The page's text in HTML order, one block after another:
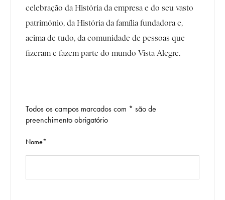
celebração da História da empresa e do seu vasto
património, da História da família fundadora e,
acima de tudo, da comunidade de pessoas que
fizeram e fazem parte do mundo Vista Alegre.
Todos os campos marcados com * são de
preenchimento obrigatório
Nome*